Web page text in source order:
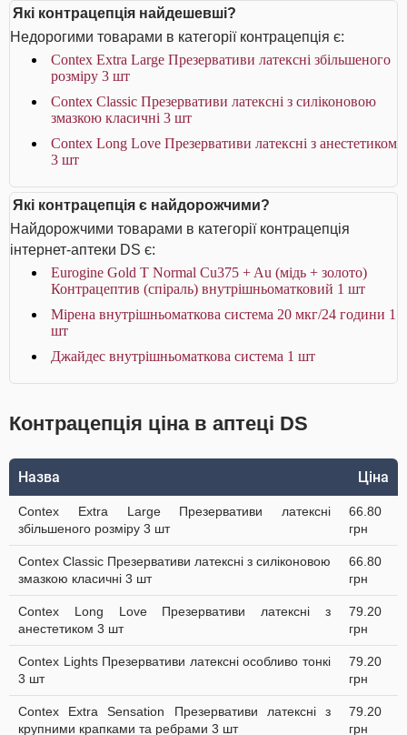
Які контрацепція найдешевші?
Недорогими товарами в категорії контрацепція є:
Contex Extra Large Презервативи латексні збільшеного
розміру 3 шт
Contex Classic Презервативи латексні з силіконовою
змазкою класичні 3 шт
Contex Long Love Презервативи латексні з анестетиком
3 шт
Які контрацепція є найдорожчими?
Найдорожчими товарами в категорії контрацепція
інтернет-аптеки DS є:
Eurogine Gold T Normal Cu375 + Au (мідь + золото)
Контрацептив (спіраль) внутрішньоматковий 1 шт
Мірена внутрішньоматкова система 20 мкг/24 години 1
шт
Джайдес внутрішньоматкова система 1 шт
Контрацепція ціна в аптеці DS
Назва Ціна
Contex Extra Large Презервативи латексні
збільшеного розміру 3 шт
66.80
грн
Contex Classic Презервативи латексні з силіконовою
змазкою класичні 3 шт
66.80
грн
Contex Long Love Презервативи латексні з
анестетиком 3 шт
79.20
грн
Contex Lights Презервативи латексні особливо тонкі
3 шт
79.20
грн
Contex Extra Sensation Презервативи латексні з
крупними крапками та ребрами 3 шт
79.20
грн